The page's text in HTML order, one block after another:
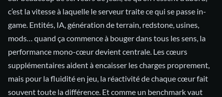
c’est la vitesse à laquelle le serveur traite ce qui se passe in-
game. Entités, IA, génération de terrain, redstone, usines,
mods… quand ça commence à bouger dans tous les sens, la
performance mono-cœur devient centrale. Les cœurs
supplémentaires aident à encaisser les charges proprement,
mais pour la fluidité en jeu, la réactivité de chaque cœur fait
souvent toute la différence. Et comme un benchmark vaut